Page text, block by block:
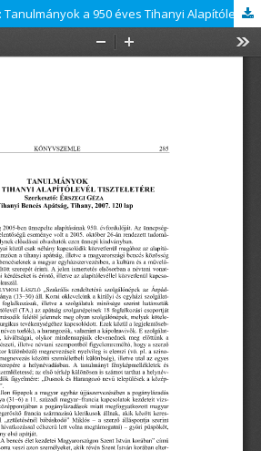
Érszegi Géza szerk.: Tanulmányok a 950 éves Tihanyi Alapítólevél tiszteletére